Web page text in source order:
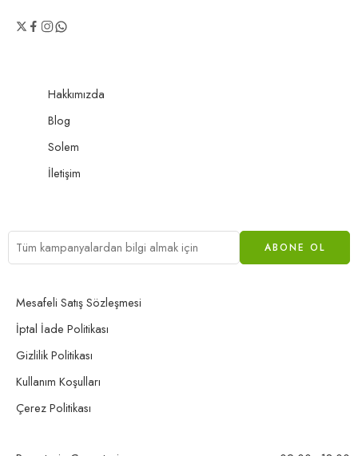
Hakkımızda
Blog
Solem
İletişim
Mesafeli Satış Sözleşmesi
İptal İade Politikası
Gizlilik Politikası
Kullanım Koşulları
Çerez Politikası